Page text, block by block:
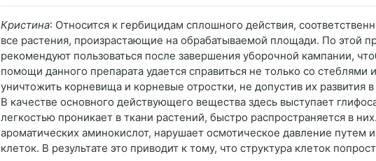
Кристина: Относится к гербицидам сплошного действия,
все растения, произрастающие на обрабатываемой площади. По этой
рекомендуют пользоваться после завершения уборочной кампании,
помощи данного препарата удается справиться не только со стеблями
уничтожить корневища и корневые отростки, не допустив их
В качестве основного действующего вещества здесь выступает
легкостью проникает в ткани растений, быстро распространяется в
ароматических аминокислот, нарушает осмотическое давление
клеток. В результате это приводит к тому, что структура клеток